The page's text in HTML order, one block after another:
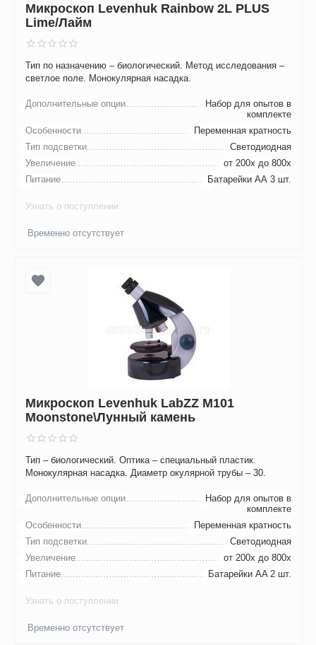
Микроскоп Levenhuk Rainbow 2L PLUS
Lime/Лайм
Тип по назначению – биологический. Метод исследования –
светлое поле. Монокулярная насадка.
Дополнительные опции
Набор для опытов в
комплекте
Особенности
Переменная кратность
Тип подсветки
Светодиодная
Увеличение
от 200х до 800х
Питание
Батарейки АА 3 шт.
Узнать о поступлении
Временно отсутствует
Микроскоп Levenhuk LabZZ M101
Moonstone\Лунный камень
Тип – биологический. Оптика – специальный пластик.
Монокулярная насадка. Диаметр окулярной трубы – 30.
Дополнительные опции
Набор для опытов в
комплекте
Особенности
Переменная кратность
Тип подсветки
Светодиодная
Увеличение
от 200х до 800х
Питание
Батарейки AA 2 шт.
Узнать о поступлении
Временно отсутствует